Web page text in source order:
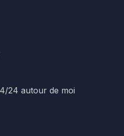
24 autour de moi